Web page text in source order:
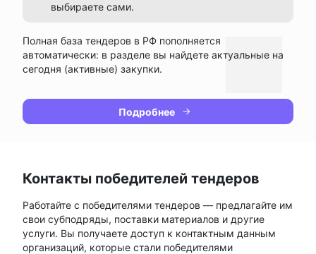
выбираете сами.
Полная база тендеров в РФ пополняется
автоматически: в разделе вы найдете актуальные на
сегодня (активные) закупки.
Подробнее
Контакты победителей тендеров
Работайте с победителями тендеров — предлагайте им
свои субподряды, поставки материалов и другие
услуги. Вы получаете доступ к контактным данным
организаций, которые стали победителями